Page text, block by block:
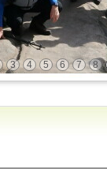
3 4 5 6 7 8